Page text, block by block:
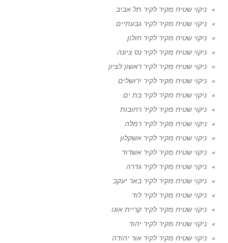
ניקוי שטיח מקיר לקיר תל אביב
ניקוי שטיח מקיר לקיר גבעתיים
ניקוי שטיח מקיר לקיר חולון
ניקוי שטיח מקיר לקיר נס ציונה
ניקוי שטיח מקיר לקיר ראשון לציון
ניקוי שטיח מקיר לקיר ירושלים
ניקוי שטיח מקיר לקיר בת ים
ניקוי שטיח מקיר לקיר רחובות
ניקוי שטיח מקיר לקיר רמלה
ניקוי שטיח מקיר לקיר אשקלון
ניקוי שטיח מקיר לקיר אשדוד
ניקוי שטיח מקיר לקיר גדרה
ניקוי שטיח מקיר לקיר באר יעקב
ניקוי שטיח מקיר לקיר לוד
ניקוי שטיח מקיר לקיר קריית אונו
ניקוי שטיח מקיר לקיר יהוד
ניקוי שטיח מקיר לקיר אור יהודה